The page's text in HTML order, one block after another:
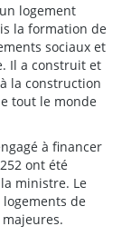
logement
la formation de
sociaux et
Il a construit et
la construction
tout le monde
à financer
ont été
ministre. Le
de